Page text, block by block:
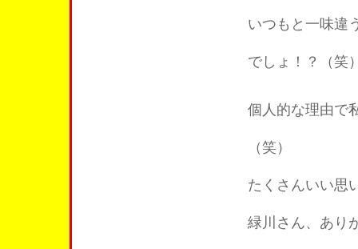
いつもと一味違
でしょ！？（笑
個人的な理由で
（笑）
たくさんいい思
緑川さん、あり